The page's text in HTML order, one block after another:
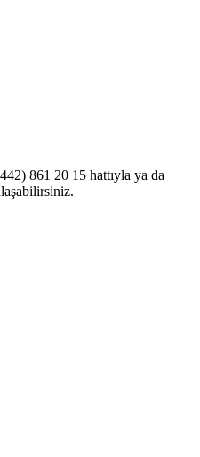
861 20 15 hattıyla ya da